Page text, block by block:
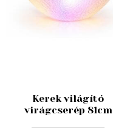
Kerek világító
virágcserép 81cm